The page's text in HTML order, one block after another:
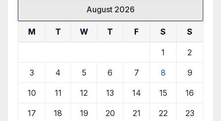
August 2026
M T W T F S S
1 2
3 4 5 6 7 8 9
10 11 12 13 14 15 16
17 18 19 20 21 22 23